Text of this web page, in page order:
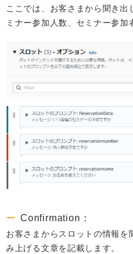
ここでは、お客さまから聞き
ミナー参加人数、セミナー参加
Confirmation：
お客さまからスロットの情報
み上げる文章を記載します。